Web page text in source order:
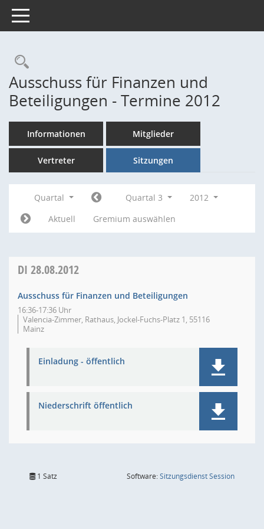
Toggle navigation
Rechercheauswahl
Ausschuss für Finanzen und
Beteiligungen - Termine 2012
Informationen Mitglieder
Vertreter Sitzungen
Quartal Quartal 3
2012
Aktuell
Gremium auswählen
DI 28.08.2012
Ausschuss für Finanzen und Beteiligungen
16:36-17:36 Uhr
Valencia-Zimmer, Rathaus, Jockel-Fuchs-Platz 1, 55116
Mainz
Einladung - öffentlich
Niederschrift öffentlich
1 Satz Software:SitzungsdienstSession(Wird in